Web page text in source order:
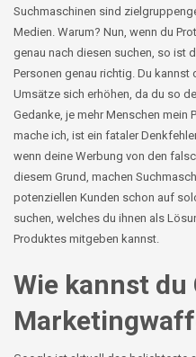
Suchmaschinen sind
Medien. Warum? Nun, wenn du
genau nach diesen suchen, so ist
Personen genau richtig. Du
Umsätze sich erhöhen, da du so
Gedanke, je mehr Menschen mein
mache ich, ist ein fataler
wenn deine Werbung von den
diesem Grund, machen
potenziellen Kunden schon auf
suchen, welches du ihnen als
Produktes mitgeben kannst.
Wie kannst du